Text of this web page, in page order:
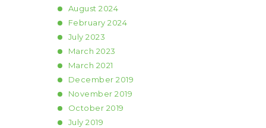
August2024
February2024
July2023
March 2023
March 2021
December2019
November2019
October 2019
July2019